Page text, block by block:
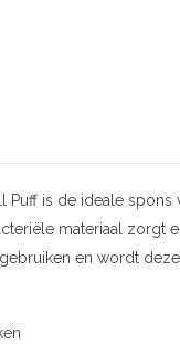
Puff is de ideale
materiaal zorgt
en wordt